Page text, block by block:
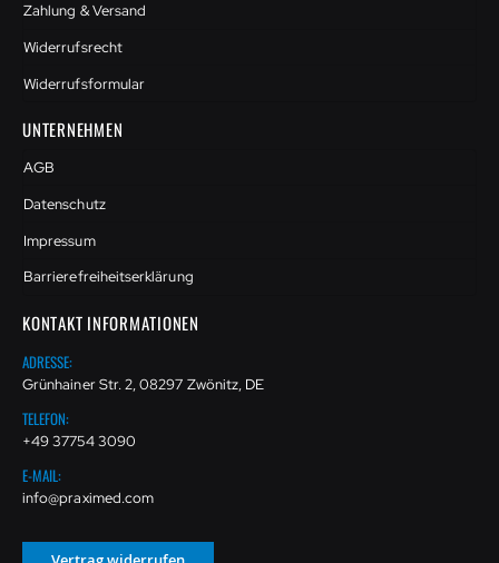
Zahlung & Versand
Widerrufsrecht
Widerrufsformular
UNTERNEHMEN
AGB
Datenschutz
Impressum
Barrierefreiheitserklärung
KONTAKT INFORMATIONEN
ADRESSE:
Grünhainer Str. 2, 08297 Zwönitz, DE
TELEFON:
+49 37754 3090
E-MAIL:
info@praximed.com